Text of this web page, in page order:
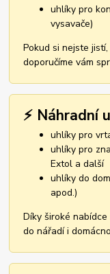
uhlíky pro
vysavače)
Pokud si nejste
doporučíme vám
⚡ Náhradní
uhlíky pro
uhlíky pro
Extol a další
uhlíky do
apod.)
Díky široké
do nářadí i